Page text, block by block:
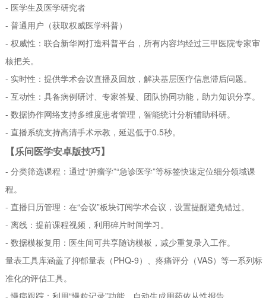
- 医学生及医学研究者
- 普通用户（获取权威医学科普）
- 权威性：联合新华网打造科普平台，所有内容均经过三甲医院专家审
核把关。
- 实时性：提供学术会议直播及回放，解决基层医疗信息滞后问题。
- 互动性：具备病例研讨、专家答疑、团队协同功能，助力知识分享。
- 数据协作网络支持多维度患者管理，智能统计分析辅助科研。
- 直播系统支持高清手术示教，延迟低于0.5秒。
【乐问医学安卓版技巧】
- 分类筛选课程：通过“肿瘤学”“急诊医学”等标签快速定位细分领域课
程。
- 直播日历管理：在“会议”板块订阅学术会议，设置提醒避免错过。
- 离线：提前课程视频，利用碎片时间学习。
- 数据模板复用：医生间可共享随访模板，减少重复录入工作。
量表工具库涵盖了抑郁量表（PHQ-9）、疼痛评分（VAS）等一系列标
准化的评估工具。
- 慢病跟踪：利用“慢粒记录”功能，自动生成用药依从性报告。